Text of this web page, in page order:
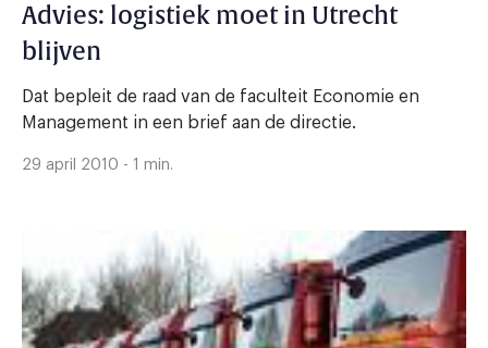
Advies: logistiek moet in Utrecht
blijven
Dat bepleit de raad van de faculteit Economie en
Management in een brief aan de directie.
29 april 2010 - 1 min.